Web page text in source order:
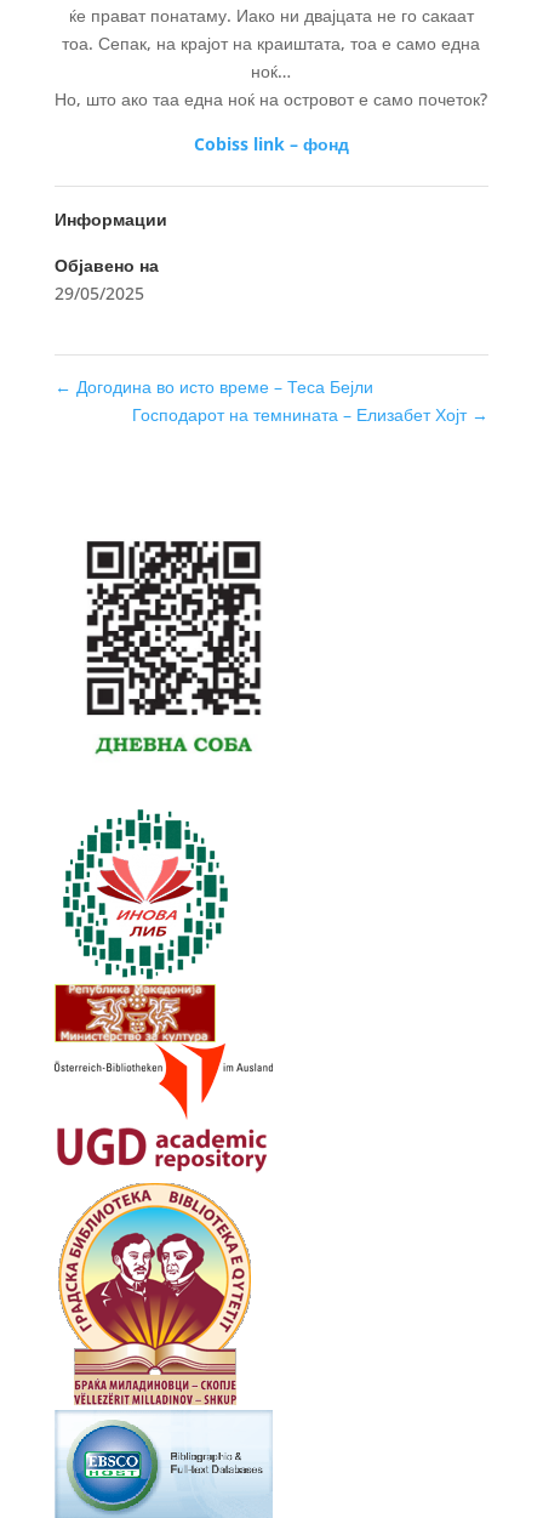
ќе прават понатаму. Иако ни двајцата не го сакаат
тоа. Сепак, на крајот на краиштата, тоа е само една
ноќ…
Но, што ако таа една ноќ на островот е само почеток?
Cobiss link – фонд
Информации
Објавено на
29/05/2025
← Догодина во исто време – Теса Бејли
Господарот на темнината – Елизабет Хојт →